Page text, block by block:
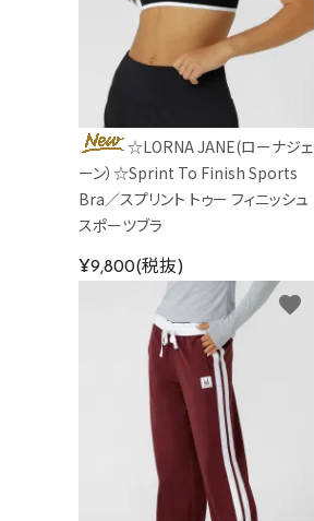
☆LORNA JANE(ローナジェ
ーン）☆Sprint To Finish Sports
Bra／スプリント トゥー フィニッシュ
スポーツブラ
¥9,800(税抜)
favorite